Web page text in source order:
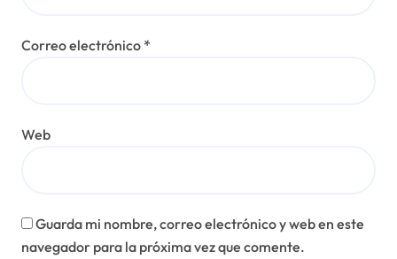
Correo electrónico *
Web
Guarda mi nombre, correo electrónico y web en este
navegador para la próxima vez que comente.